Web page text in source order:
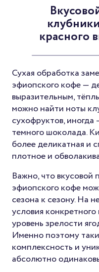
красного
Сухая обработка
эфиопского кофе —
выразительным,
можно найти ноты
сухофруктов, иногда
темного шоколада.
более деликатная и
плотное и
Важно, что вкусовой
эфиопского кофе
сезона к сезону. На
условия
уровень зрелости
Именно поэтому
комплексность и
абсолютно